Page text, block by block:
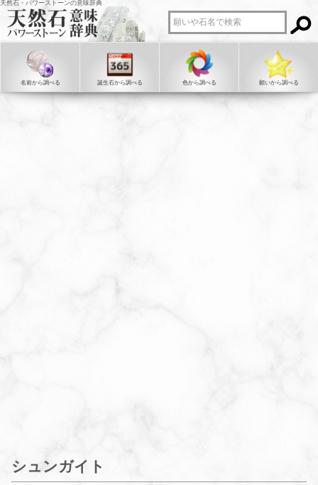
天然石・パワーストーンの意味辞典
名前から調べる 誕生石から調べる 色から調べる 願いから調べる
シュンガイト